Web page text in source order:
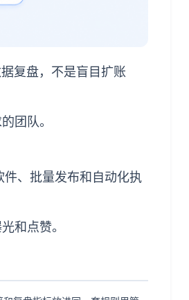
复盘，不是盲目扩账
团队。
、批量发布和自动化执
和点赞。